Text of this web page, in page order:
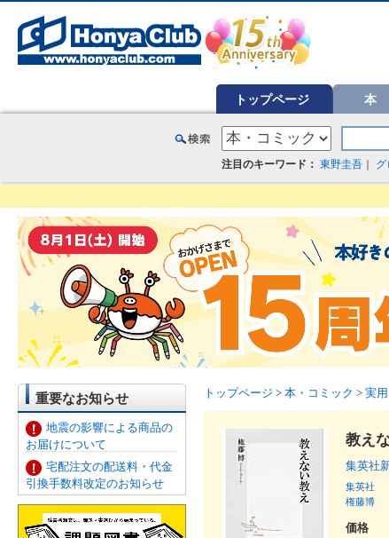
トップページ 本
注目のキーワード： 東野圭吾 グ
重要なお知らせ
地震の影響による商品の
お届けについて
宅配注文の配送料・代金
引換手数料改定のお知らせ
トップページ > 本・コミック > 実用
教え
集英社
集英社
権藤博
価格